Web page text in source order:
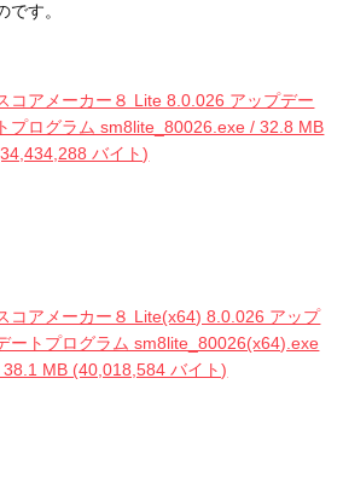
す。
コアメーカー８ Lite 8.0.026 アップデー
トプログラム sm8lite_80026.exe / 32.8 MB
バイト)
コアメーカー８ Lite(x64) 8.0.026 アップ
ートプログラム sm8lite_80026(x64).exe
38.1 MB (40,018,584 バイト)